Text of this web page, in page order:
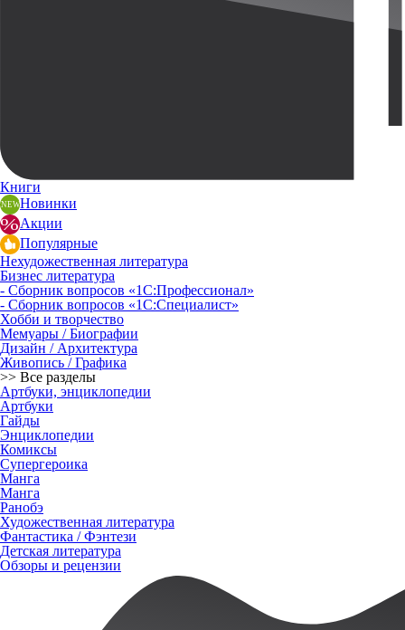
Книги
Новинки
Акции
Популярные
Нехудожественная литература
Бизнес литература
- Сборник вопросов «1С:Профессионал»
- Сборник вопросов «1С:Специалист»
Хобби и творчество
Мемуары / Биографии
Дизайн / Архитектура
Живопись / Графика
>> Все разделы
Артбуки, энциклопедии
Артбуки
Гайды
Энциклопедии
Комиксы
Супергероика
Манга
Манга
Ранобэ
Художественная литература
Фантастика / Фэнтези
Детская литература
Обзоры и рецензии